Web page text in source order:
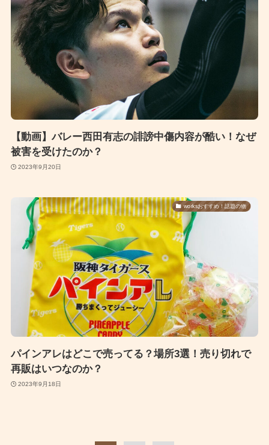
【動画】バレー西田有志の誹謗中傷内容が酷い！なぜ
被害を受けたのか？
2023年9月20日
worksおすすめ！話題の物
パインアレはどこで売ってる？場所3選！売り切れで
再販はいつなのか？
2023年9月18日